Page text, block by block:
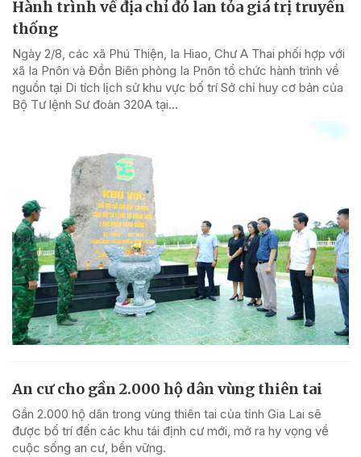
Hành trình về địa chỉ đỏ lan tỏa giá trị truyền
thống
Ngày 2/8, các xã Phú Thiện, Ia Hiao, Chư A Thai phối hợp với
xã Ia Pnôn và Đồn Biên phòng Ia Pnôn tổ chức hành trình về
nguồn tại Di tích lịch sử khu vực bố trí Sở chỉ huy cơ bản của
Bộ Tư lệnh Sư đoàn 320A tại...
An cư cho gần 2.000 hộ dân vùng thiên tai
Gần 2.000 hộ dân trong vùng thiên tai của tỉnh Gia Lai sẽ
được bố trí đến các khu tái định cư mới, mở ra hy vọng về
cuộc sống an cư, bền vững.